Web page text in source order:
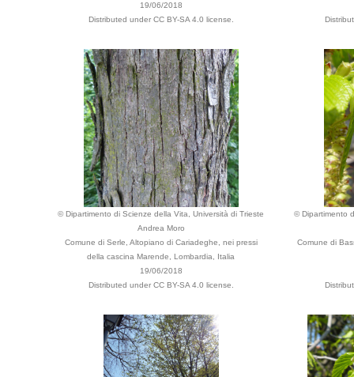
19/06/2018
Distributed under CC BY-SA 4.0 license.
© Dipartimento di Scienze della Vita, Università di Trieste
Andrea Moro
Comune di Serle, Altopiano di Cariadeghe, nei pressi
della cascina Marende, Lombardia, Italia
19/06/2018
Distributed under CC BY-SA 4.0 license.
© Dipartimento
Comune di